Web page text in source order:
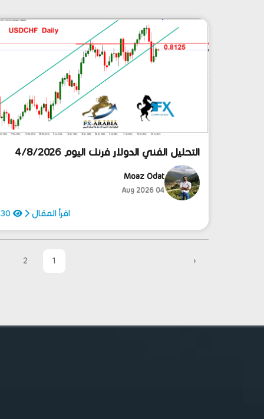
التحليل الفني الدولار فرنك اليوم 4/8/2026
Moaz Odat
04 Aug 2026
اقرأ المقال
‹
1
2